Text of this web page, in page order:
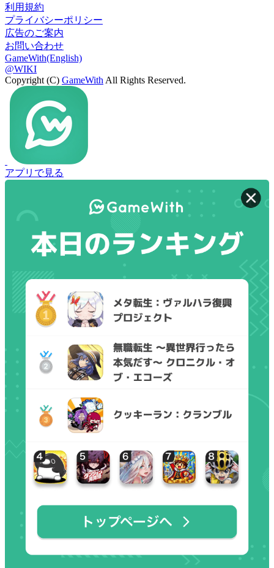
利用規約
プライバシーポリシー
広告のご案内
お問い合わせ
GameWith(English)
@WIKI
Copyright (C) GameWith All Rights Reserved.
アプリで見る